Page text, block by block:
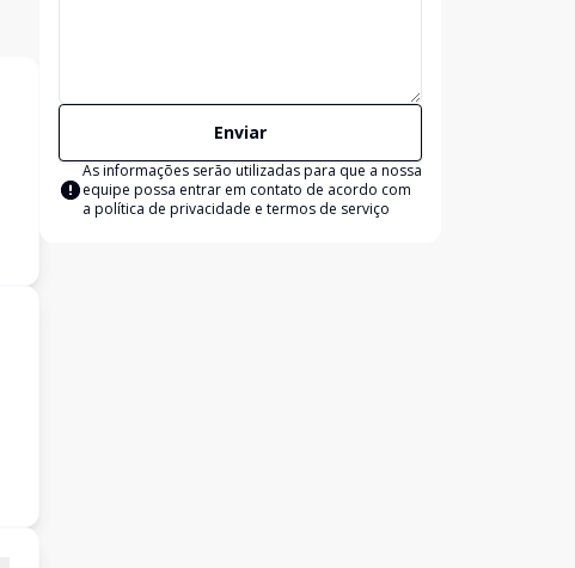
Enviar
As informações serão utilizadas para que a nossa
equipe possa entrar em contato de acordo com
a política de privacidade e termos de serviço